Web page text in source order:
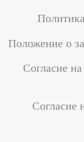
Положение о
Согласие
Согласие